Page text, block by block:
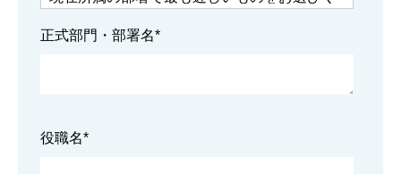
正式部門・部署名*
役職名*